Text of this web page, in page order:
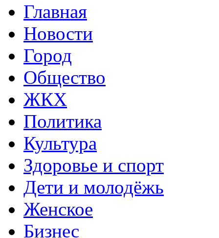
Главная
Новости
Город
Общество
ЖКХ
Политика
Культура
Здоровье и спорт
Дети и молодёжь
Женское
Бизнес